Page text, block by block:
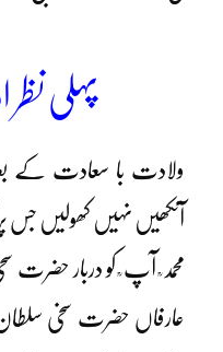
پہلی نظر
ولادت با سعادت
آنکھیں نہیں کھولیں جس
محمد ؒ آپ ؒ کو دربار حضرت
عارفاں حضرت سخی سلطان